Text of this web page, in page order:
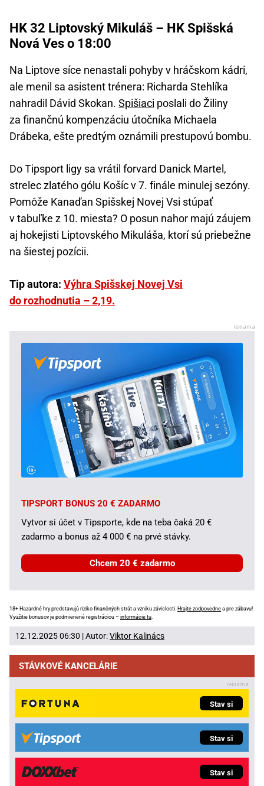
HK 32 Liptovský Mikuláš – HK Spišská
Nová Ves o 18:00
Na Liptove síce nenastali pohyby v hráčskom kádri,
ale menil sa asistent trénera: Richarda Stehlíka
nahradil Dávid Skokan. Spišiaci poslali do Žiliny
za finančnú kompenzáciu útočníka Michaela
Drábeka, ešte predtým oznámili prestupovú bombu.
Do Tipsport ligy sa vrátil forvard Danick Martel,
strelec zlatého gólu Košíc v 7. finále minulej sezóny.
Pomôže Kanaďan Spišskej Novej Vsi stúpať
v tabuľke z 10. miesta? O posun nahor majú záujem
aj hokejisti Liptovského Mikuláša, ktorí sú priebežne
na šiestej pozícii.
Tip autora: Výhra Spišskej Novej Vsi
do rozhodnutia – 2,19.
TIPSPORT BONUS 20 € ZADARMO
Vytvor si účet v Tipsporte, kde na teba čaká 20 €
zadarmo a bonus až 4 000 € na prvé stávky.
Chcem 20 € zadarmo
18+ Hazardné hry predstavujú riziko finančných strát a vzniku závislosti. Hrajte zodpovedne a pre zábavu!
Využitie bonusov je podmienené registráciou – informácie tu
12.12.2025 06:30 | Autor:Viktor Kalinács
STÁVKOVÉ KANCELÁRIE
Stav si
Stav si
Stav si